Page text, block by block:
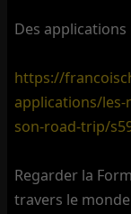
Des
https://
applications/
son-road-trip/
Regarder la
travers le monde